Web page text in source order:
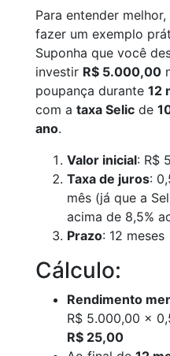
Para entender
fazer um exemplo
Suponha que você
investir R$ 5.000,00
poupança durante 12
com a taxa Selic de
ano.
Valor inicial: R$
Taxa de juros:
mês (já que a
acima de 8,5%
Prazo: 12 meses
Cálculo:
Rendimento
R$ 5.000,00 x
R$ 25,00